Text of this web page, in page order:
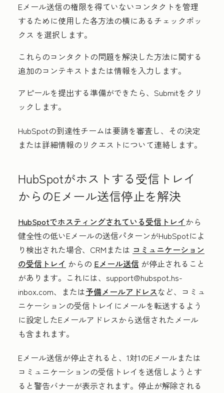
Eメール送信の権限を得ていないコンタクトを管理
するために使用した各方法の横にあるチェックボッ
クス を選択します。
これらのコンタクトの問題を解決した方法に関する
追加のコンテキストまたは情報を入力します。
アピールを提出する準備ができたら、 Submitを クリ
ックします。
HubSpotの到達性チームは要請を審査し、その決定
または詳細情報のリクエストについて連絡します。
HubSpotがホストする受信トレイ
からのEメール送信停止を解決
HubSpotでホスティングされている受信トレイから
健全性の低いEメールの送信パターンがHubSpotによ
り検出された場合、CRMまたは コミュニケーション
の受信トレイ からの Eメール送信 が停止されること
があります。これには、support@hubspot.hs-
inbox.com、または予備メールアドレスなど、コミュ
ニケーションの受信トレイにメールを転送するよう
に設定したEメールアドレスから送信されたメール
も含まれます。
Eメール送信が停止されると、1対1のEメールまたは
コミュニケーションの受信トレイを送信しようとす
ると警告バナーが表示されます。停止が解除される